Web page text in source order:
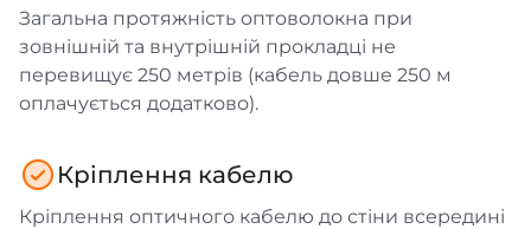
Загальна протяжність оптоволокна при
зовнішній та внутрішній прокладці не
перевищує 250 метрів (кабель довше 250 м
оплачується додатково).
Кріплення кабелю
Кріплення оптичного кабелю до стіни всередині